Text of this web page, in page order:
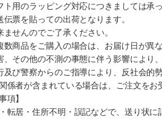
用のラッピング対応につきましては承
票を貼っての出荷となります。
せんのでご了承ください。
商品をご購入の場合は、お届け日が異
その他の不測の事態に伴う影響により
び警察からのご指導により、反社会的
係者が含まれている場合は、ご注文を
項】
転居・住所不明・誤記などで、送り状